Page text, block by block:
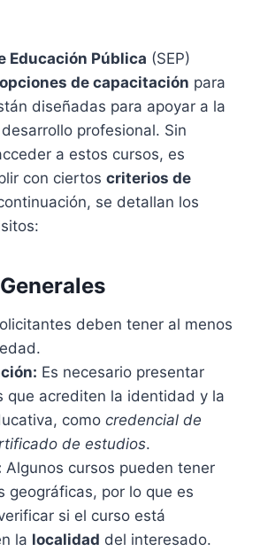
Educación Pública (SEP)
opciones de capacitación para
diseñadas para apoyar a la
profesional. Sin
a estos cursos, es
con ciertos criterios de
se detallan los
deben tener al menos
Es necesario presentar
que acrediten la identidad y la
como credencial de
de estudios.
Algunos cursos pueden tener
geográficas, por lo que es
si el curso está
la localidad del interesado.